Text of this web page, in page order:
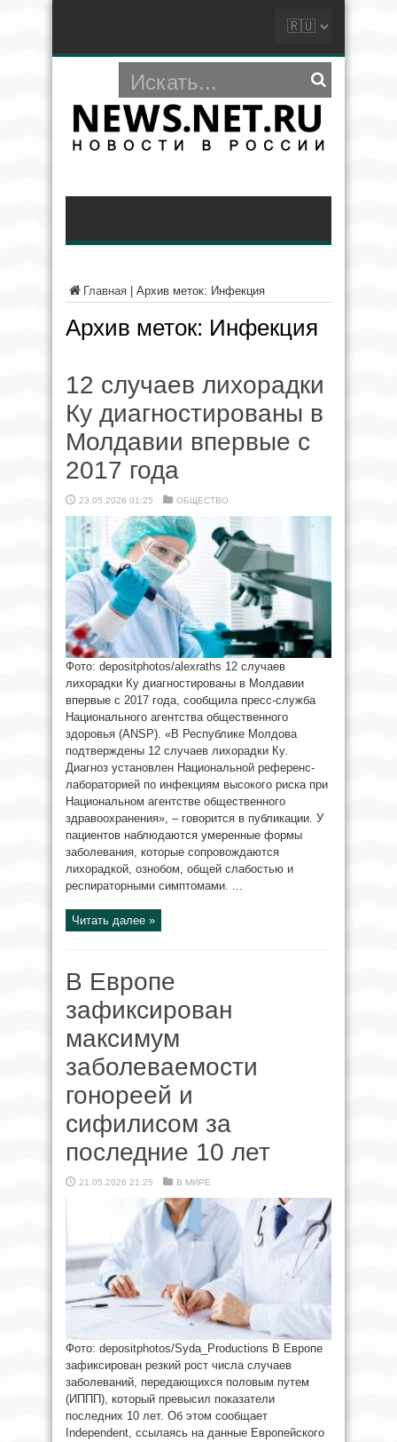
Главная Архив меток: Инфекция
Архив меток: Инфекция
12 случаев лихорадки
Ку диагностированы в
Молдавии впервые с
2017 года
23.05.2026 01:25 ОБЩЕСТВО
Фото: depositphotos/alexraths 12 случаев
лихорадки Ку диагностированы в Молдавии
впервые с 2017 года, сообщила пресс-служба
Национального агентства общественного
здоровья (ANSP). «В Республике Молдова
подтверждены 12 случаев лихорадки Ку.
Диагноз установлен Национальной референс-
лабораторией по инфекциям высокого риска при
Национальном агентстве общественного
здравоохранения», – говорится в публикации. У
пациентов наблюдаются умеренные формы
заболевания, которые сопровождаются
лихорадкой, ознобом, общей слабостью и
респираторными симптомами. ...
Читать далее »
В Европе
зафиксирован
максимум
заболеваемости
гонореей и
сифилисом за
последние 10 лет
21.05.2026 21:25 В МИРЕ
Фото: depositphotos/Syda_Productions В Европе
зафиксирован резкий рост числа случаев
заболеваний, передающихся половым путем
(ИППП), который превысил показатели
последних 10 лет. Об этом сообщает
Independent, ссылаясь на данные Европейского